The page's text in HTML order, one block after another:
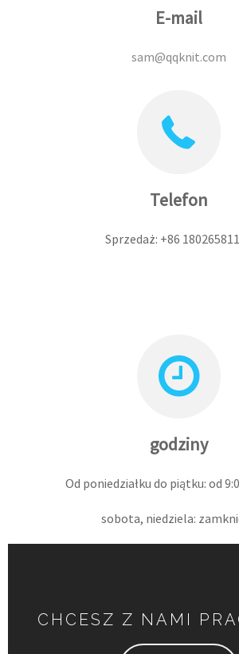
E-mail
sam@qqknit.com
Telefon
Sprzedaż: +86
godziny
Od poniedziałku do piątku: od
sobota, niedziela:
CHCESZ Z NAMI